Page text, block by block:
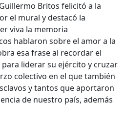
Britos felicitó a la
el mural y destacó la
viva la memoria
hablaron sobre el amor a la
esa frase al recordar el
liderar su ejército y cruzar
colectivo en el que también
y tantos que aportaron
de nuestro país, además